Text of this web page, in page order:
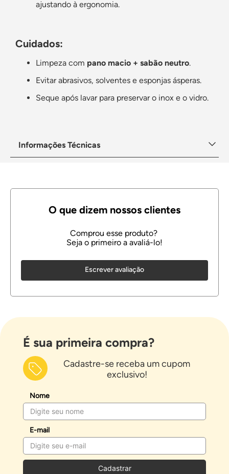
ajustando à ergonomia.
Cuidados:
Limpeza com pano macio + sabão neutro.
Evitar abrasivos, solventes e esponjas ásperas.
Seque após lavar para preservar o inox e o vidro.
Informações Técnicas
Escrever avaliação
É sua primeira compra?
Cadastre-se receba um cupom
exclusivo!
Nome
E-mail
Cadastrar